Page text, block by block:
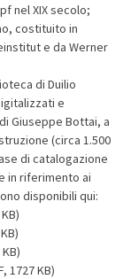
nel XIX secolo;
costituito in
e da Werner
di Duilio
e
Giuseppe Bottai, a
(circa 1.500
di catalogazione
in riferimento ai
disponibili qui:
1727 KB)